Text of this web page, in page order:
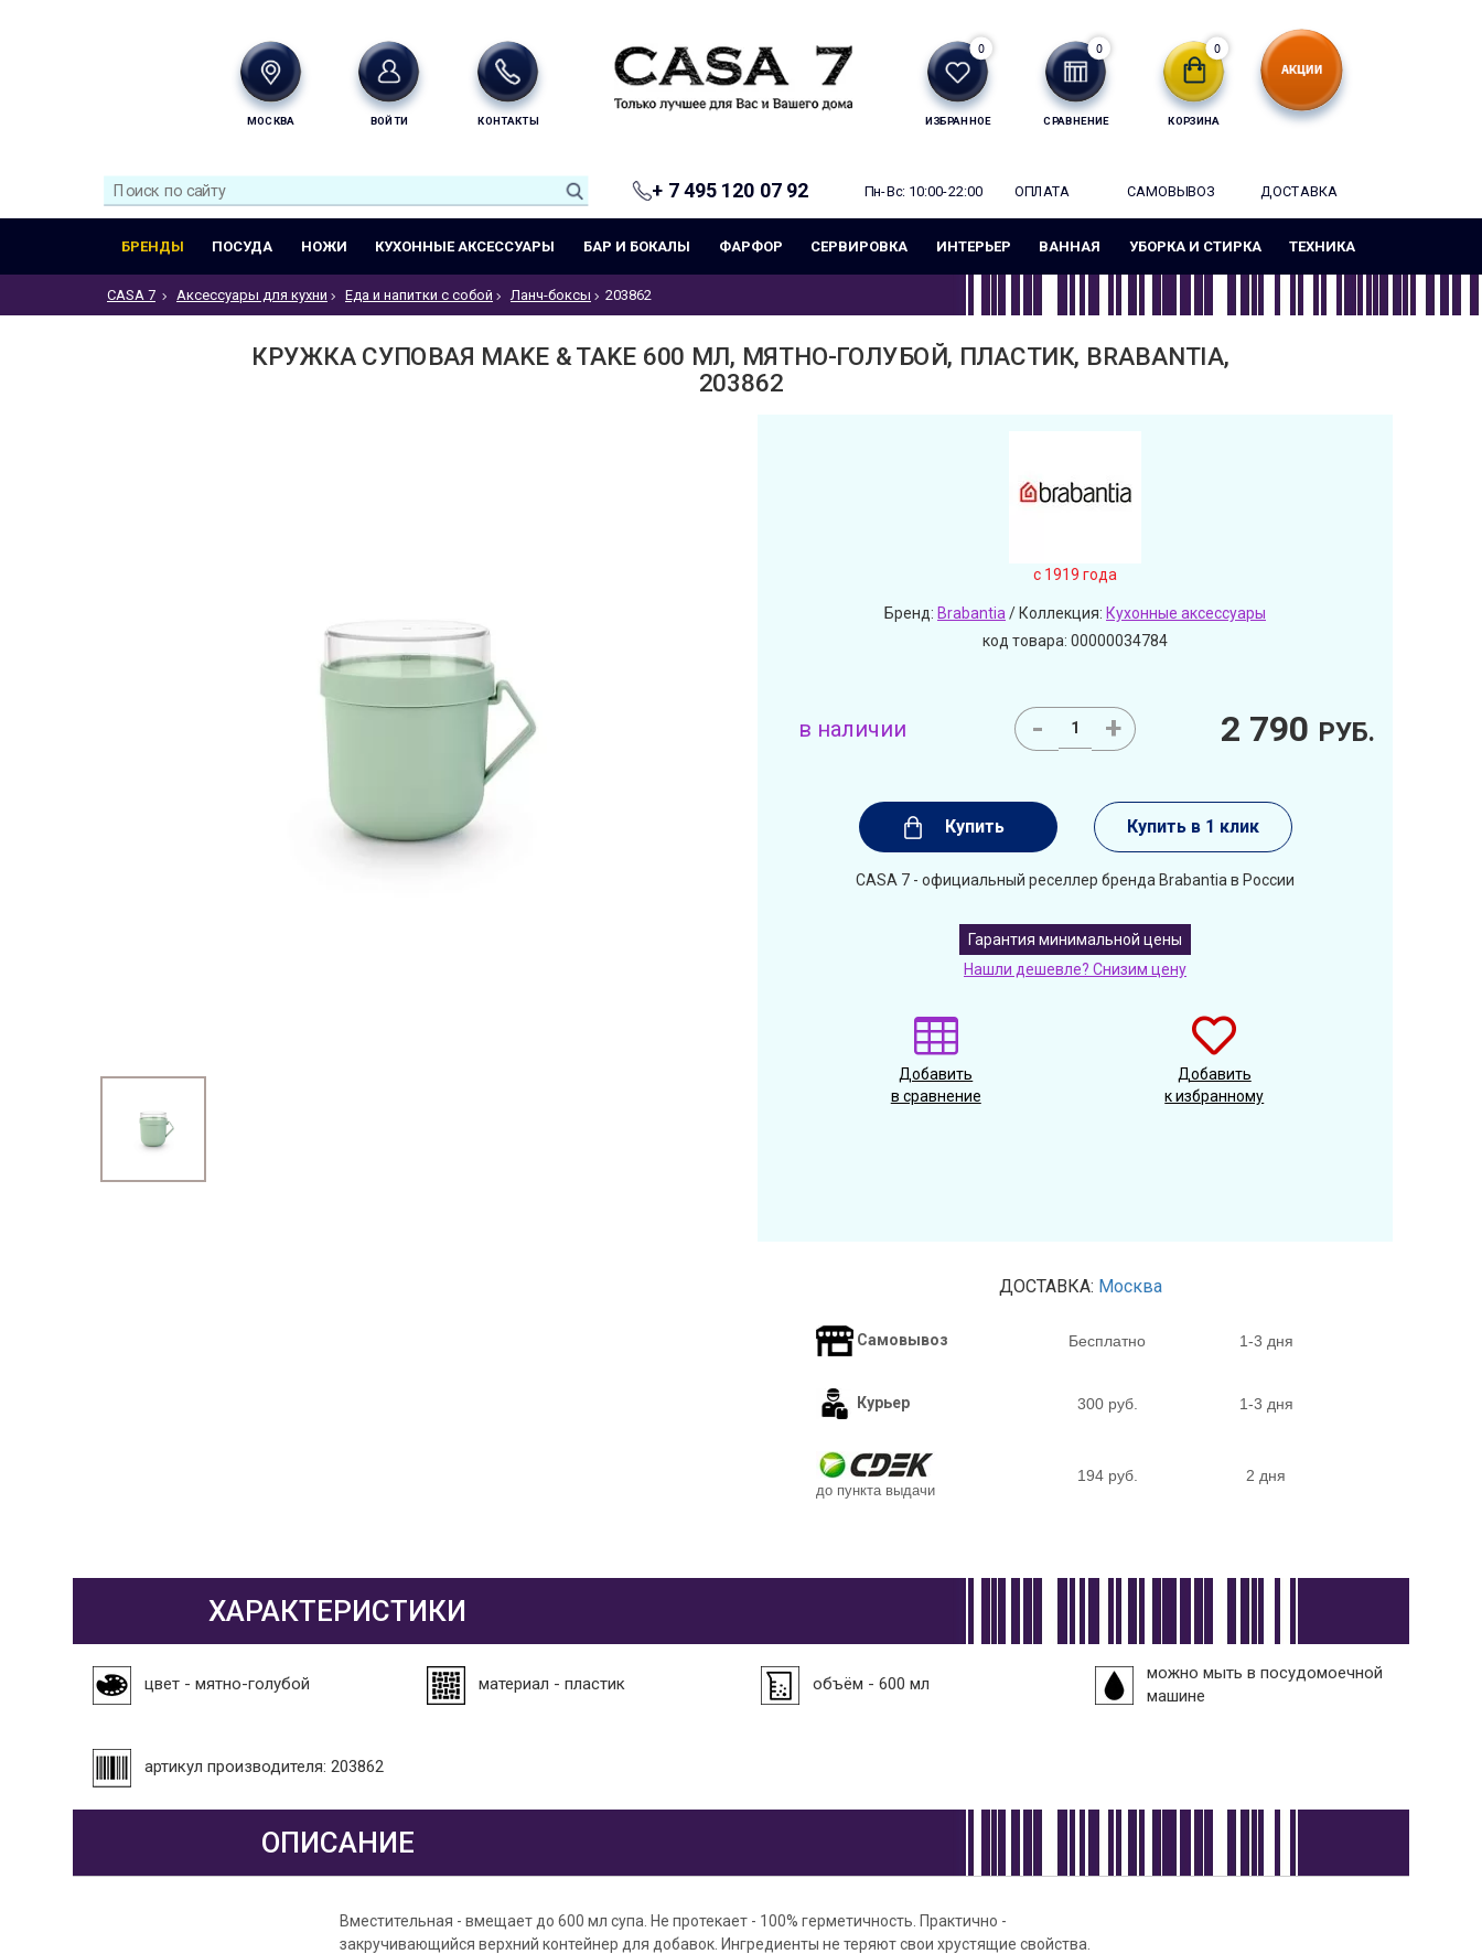
МОСКВА ВОЙТИ КОНТАКТЫ ИЗБРАННОЕ
0
СРАВНЕНИЕ
0
КОРЗИНА
0
+ 7 495 120 07 92 Пн-Вс: 10:00-22:00 ОПЛАТА САМОВЫВОЗ ДОСТАВКА
БРЕНДЫ ПОСУДА НОЖИ КУХОННЫЕ АКСЕССУАРЫ БАР И БОКАЛЫ ФАРФОР СЕРВИРОВКА ИНТЕРЬЕР ВАННАЯ УБОРКА И СТИРКА ТЕХНИКА
CASA 7 Аксессуары для кухни Еда и напитки с собой Ланч-боксы 203862
КРУЖКА СУПОВАЯ MAKE & TAKE 600 МЛ, МЯТНО-ГОЛУБОЙ, ПЛАСТИК, BRABANTIA,
203862
c 1919 года
Бренд: Brabantia / Коллекция: Кухонные аксессуары
код товара: 00000034784
в наличии - + 2 790 РУБ.
Купить Купить в 1 клик
CASA 7 - официальный реселлер бренда Brabantia в России
Гарантия минимальной цены
Нашли дешевле? Снизим цену
Добавить
в сравнение
Добавить
к избранному
ДОСТАВКА: Москва
Самовывоз Бесплатно 1-3 дня
Курьер 300 руб. 1-3 дня
до пункта выдачи
194 руб. 2 дня
ХАРАКТЕРИСТИКИ
цвет - мятно-голубой материал - пластик объём - 600 мл
можно мыть в посудомоечной
машине
артикул производителя: 203862
ОПИСАНИЕ
Вместительная - вмещает до 600 мл супа. Не протекает - 100% герметичность. Практично -
закручивающийся верхний контейнер для добавок. Ингредиенты не теряют свои хрустящие свойства.